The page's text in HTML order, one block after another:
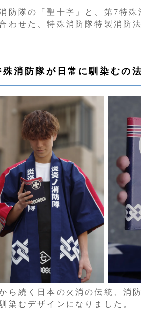
防隊の「聖十字」と、第7特
わせた、特殊消防隊特製消防
殊消防隊が日常に馴染むの
ら続く日本の火消の伝統、消
染むデザインになりました。